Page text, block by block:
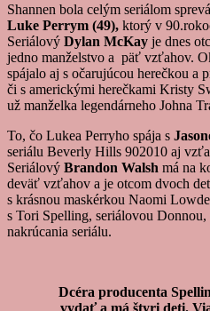
Shannen bola celým seriálom
Luke Perrym (49), ktorý v
Seriálový Dylan McKay je dnes
jedno manželstvo a päť vzťahov.
spájalo aj s očarujúcou herečkou a
či s americkými herečkami Kristy
už manželka legendárneho Johna
To, čo Lukea Perryho spája s
seriálu Beverly Hills 902010 aj
Seriálový Brandon Walsh má na
deväť vzťahov a je otcom dvoch
s krásnou maskérkou Naomi
s Tori Spelling, seriálovou
nakrúcania seriálu.
Dcéra producenta
vydať a má štyri deti.